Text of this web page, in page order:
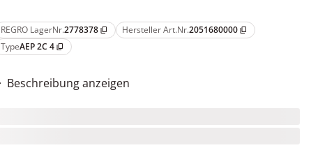
REGRO LagerNr.2778378 content_copy Hersteller Art.Nr.2051680000 content_copy
TypeAEP 2C 4 content_copy
Beschreibung anzeigen